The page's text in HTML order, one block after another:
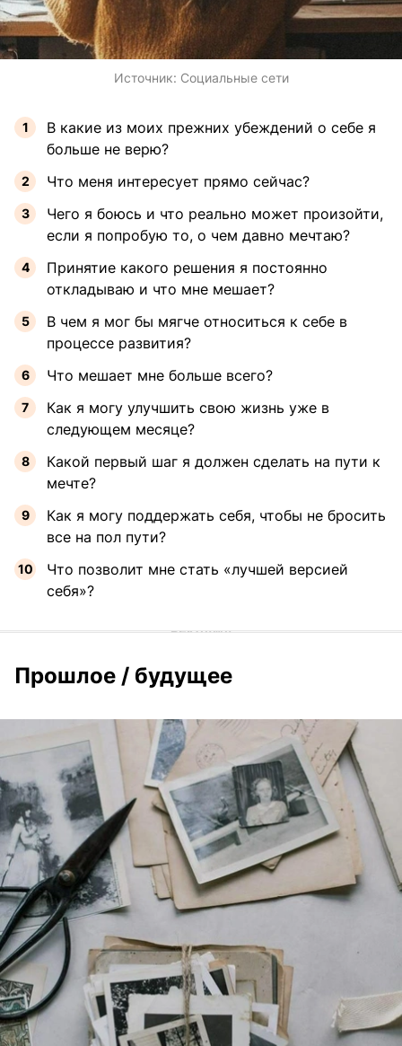
Источник: Социальные сети
В какие из моих прежних убеждений о себе я
больше не верю?
Что меня интересует прямо сейчас?
Чего я боюсь и что реально может произойти,
если я попробую то, о чем давно мечтаю?
Принятие какого решения я постоянно
откладываю и что мне мешает?
В чем я мог бы мягче относиться к себе в
процессе развития?
Что мешает мне больше всего?
Как я могу улучшить свою жизнь уже в
следующем месяце?
Какой первый шаг я должен сделать на пути к
мечте?
Как я могу поддержать себя, чтобы не бросить
все на пол пути?
Что позволит мне стать «лучшей версией
себя»?
Прошлое / будущее